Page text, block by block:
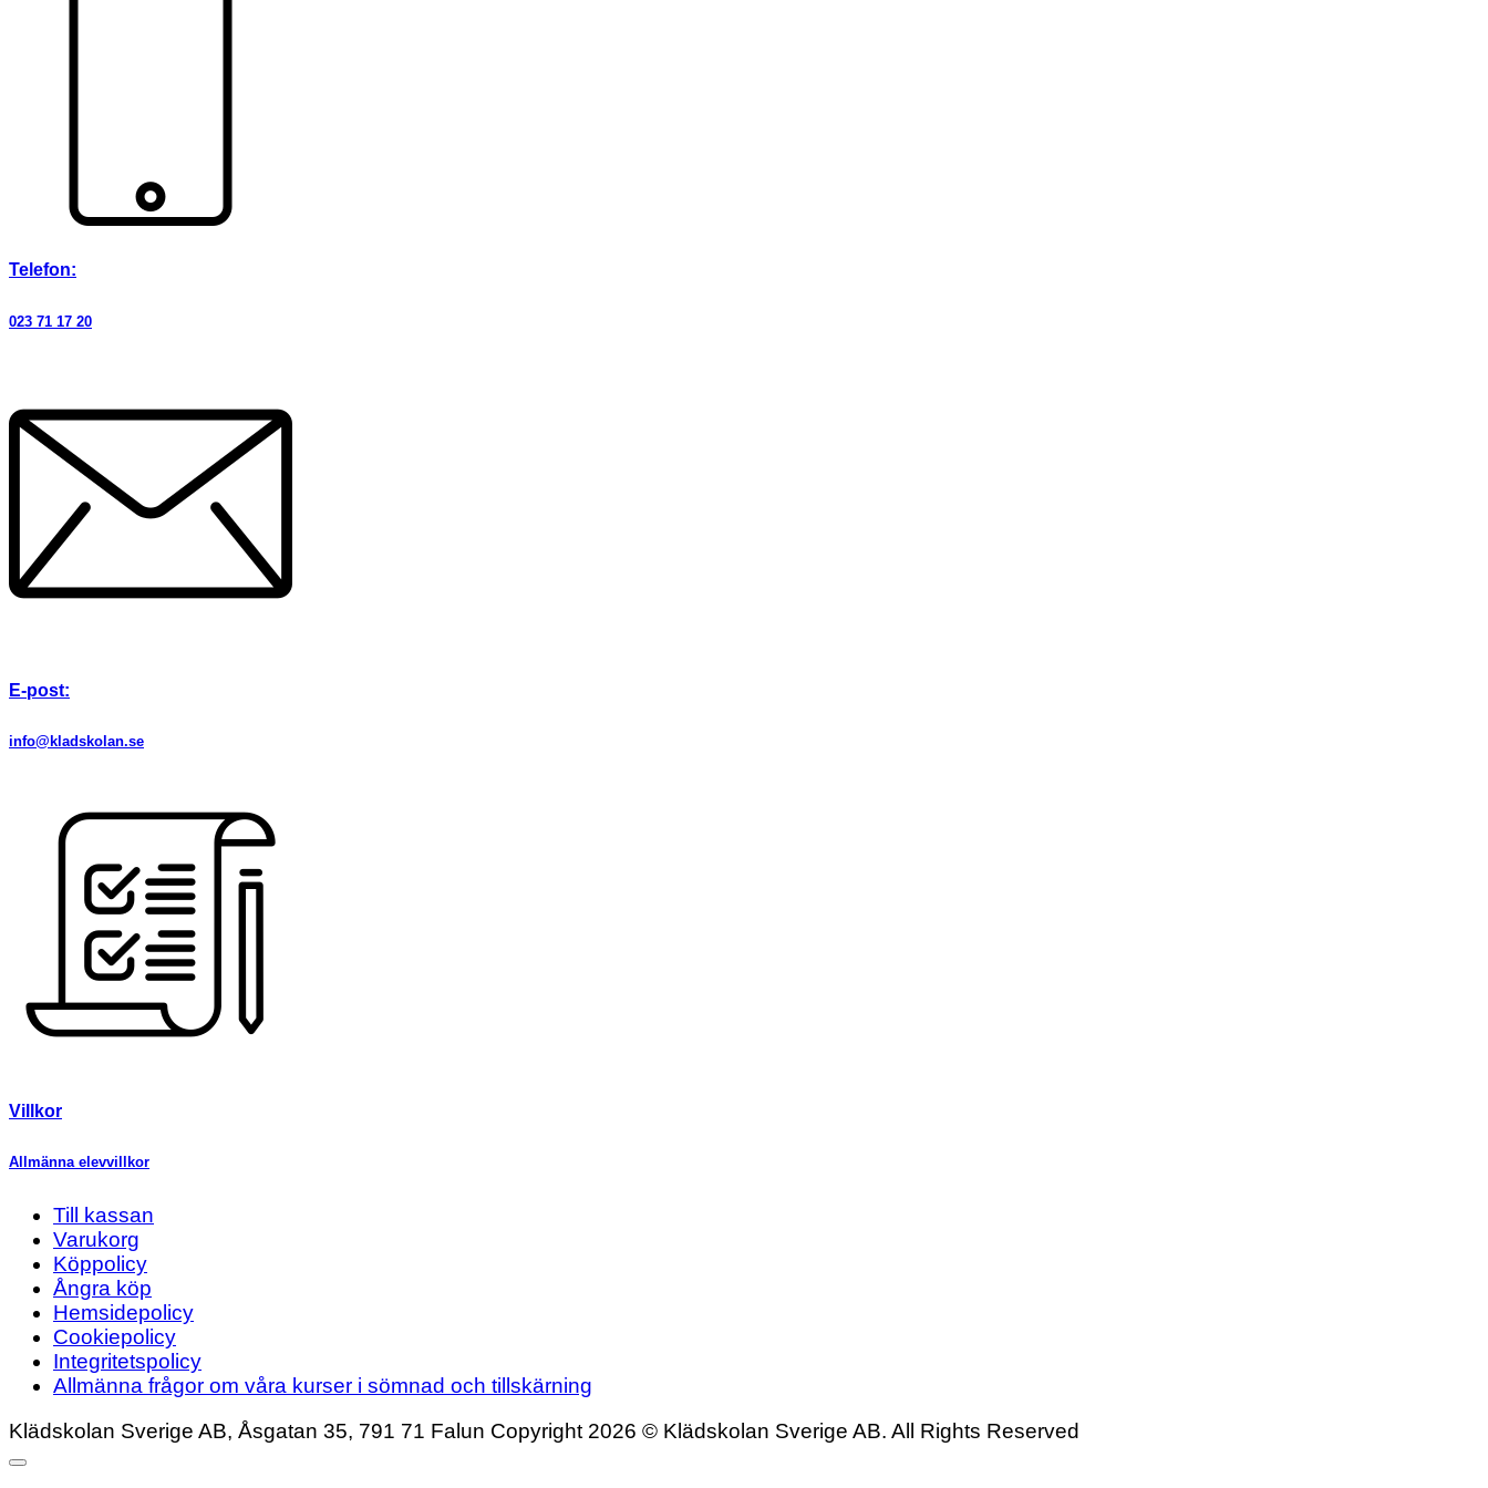
Telefon:
023 71 17 20
E-post:
info@kladskolan.se
Villkor
Allmänna elevvillkor
Till kassan
Varukorg
Köppolicy
Ångra köp
Hemsidepolicy
Cookiepolicy
Integritetspolicy
Allmänna frågor om våra kurser i sömnad och tillskärning
Klädskolan Sverige AB, Åsgatan 35, 791 71 Falun Copyright 2026 © Klädskolan Sverige AB. All Rights Reserved